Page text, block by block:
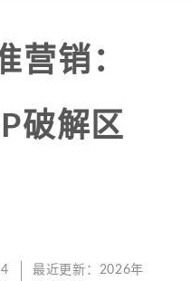
营销：
破解区
4
最近更新： 2026年